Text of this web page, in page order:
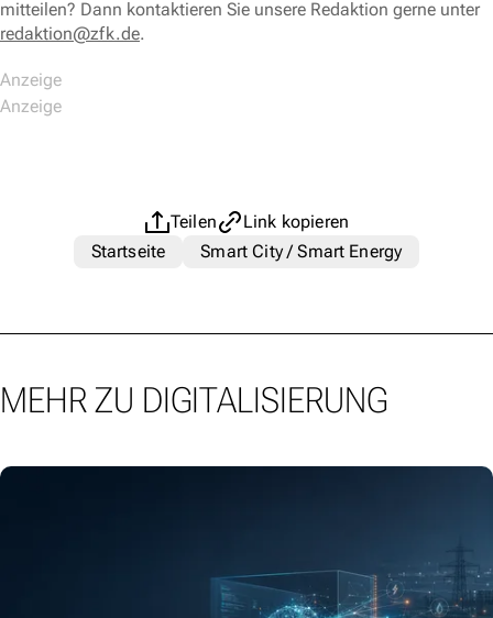
mitteilen? Dann kontaktieren Sie unsere Redaktion gerne unter
redaktion@zfk.de.
Teilen
Link kopieren
Startseite
Smart City / Smart Energy
MEHR ZU DIGITALISIERUNG